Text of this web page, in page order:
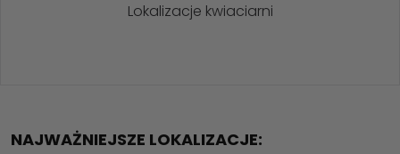
Lokalizacje kwiaciarni
NAJWAŻNIEJSZE LOKALIZACJE: